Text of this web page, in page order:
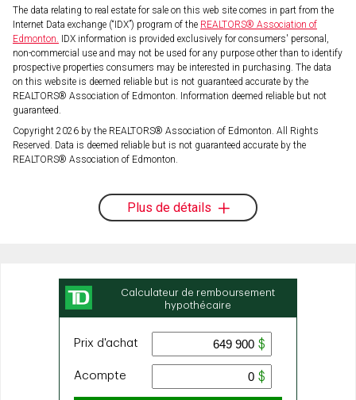
The data relating to real estate for sale on this web site comes in part from the
Internet Data exchange (“IDX”) program of the REALTORS® Association of
Edmonton. IDX information is provided exclusively for consumers' personal,
non-commercial use and may not be used for any purpose other than to identify
prospective properties consumers may be interested in purchasing. The data
on this website is deemed reliable but is not guaranteed accurate by the
REALTORS® Association of Edmonton. Information deemed reliable but not
guaranteed.
Copyright 2026 by the REALTORS® Association of Edmonton. All Rights
Reserved. Data is deemed reliable but is not guaranteed accurate by the
REALTORS® Association of Edmonton.
Plus de détails